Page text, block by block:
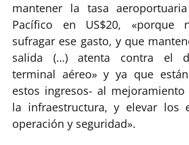
mantener la tasa
Pacífico en US$20, «porque
sufragar ese gasto, y que
salida (…) atenta contra el
terminal aéreo» y ya que
estos ingresos- al
la infraestructura, y elevar los
operación y seguridad».